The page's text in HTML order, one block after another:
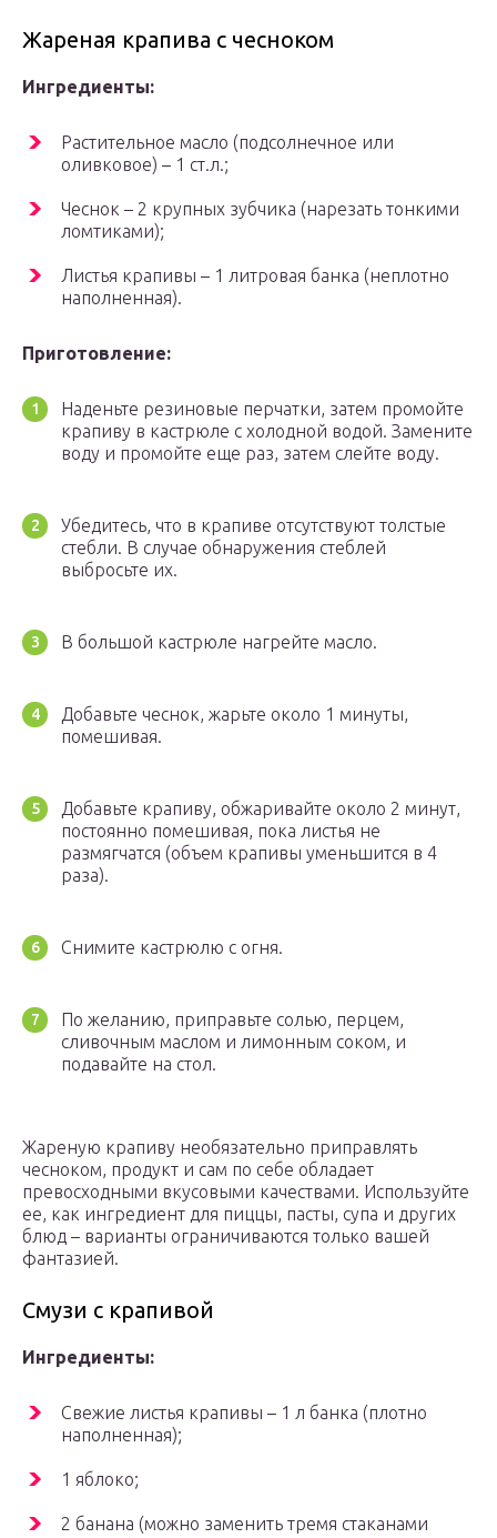
Жареная крапива с чесноком
Ингредиенты:
Растительное масло (подсолнечное или
оливковое) – 1 ст.л.;
Чеснок – 2 крупных зубчика (нарезать тонкими
ломтиками);
Листья крапивы – 1 литровая банка (неплотно
наполненная).
Приготовление:
Наденьте резиновые перчатки, затем промойте
крапиву в кастрюле с холодной водой. Замените
воду и промойте еще раз, затем слейте воду.
Убедитесь, что в крапиве отсутствуют толстые
стебли. В случае обнаружения стеблей
выбросьте их.
В большой кастрюле нагрейте масло.
Добавьте чеснок, жарьте около 1 минуты,
помешивая.
Добавьте крапиву, обжаривайте около 2 минут,
постоянно помешивая, пока листья не
размягчатся (объем крапивы уменьшится в 4
раза).
Снимите кастрюлю с огня.
По желанию, приправьте солью, перцем,
сливочным маслом и лимонным соком, и
подавайте на стол.
Жареную крапиву необязательно приправлять
чесноком, продукт и сам по себе обладает
превосходными вкусовыми качествами. Используйте
ее, как ингредиент для пиццы, пасты, супа и других
блюд – варианты ограничиваются только вашей
фантазией.
Смузи с крапивой
Ингредиенты:
Свежие листья крапивы – 1 л банка (плотно
наполненная);
1 яблоко;
2 банана (можно заменить тремя стаканами